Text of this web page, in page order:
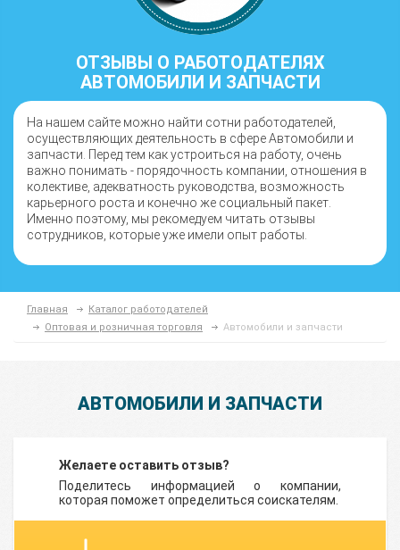
ОТЗЫВЫ О РАБОТОДАТЕЛЯХ
АВТОМОБИЛИ И ЗАПЧАСТИ
На нашем сайте можно найти сотни работодателей,
осуществляющих деятельность в сфере Автомобили и
запчасти. Перед тем как устроиться на работу, очень
важно понимать - порядочность компании, отношения в
колективе, адекватность руководства, возможность
карьерного роста и конечно же социальный пакет.
Именно поэтому, мы рекомедуем читать отзывы
сотрудников, которые уже имели опыт работы.
Главная
Каталог работодателей
Оптовая и розничная торговля
Автомобили и запчасти
АВТОМОБИЛИ И ЗАПЧАСТИ
Желаете оставить отзыв?
Поделитесь информацией о компании,
которая поможет определиться соискателям.